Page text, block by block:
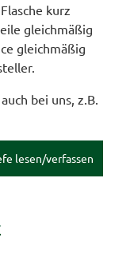
kurz
gleichmäßig
gleichmäßig
bei uns, z.B.
lesen/verfassen